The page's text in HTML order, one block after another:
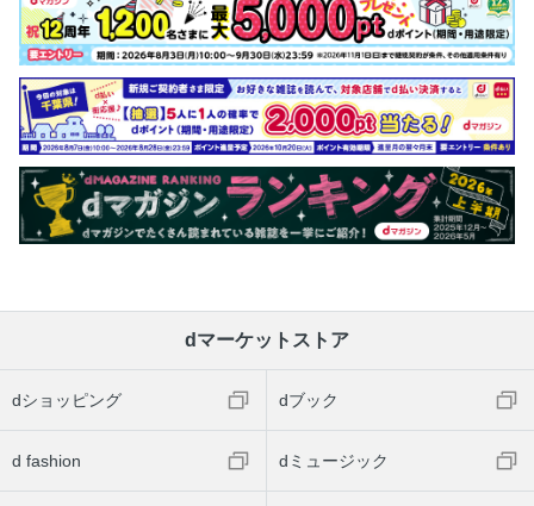
dマーケットストア
dショッピング dブック
d fashion dミュージック